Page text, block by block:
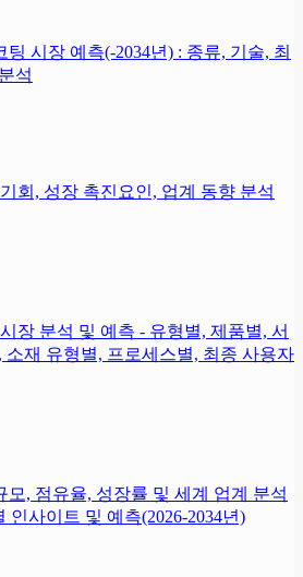
팅 시장 예측(-2034년) : 종류, 기술, 최
석
회, 성장 촉진요인, 업계 동향 분석
장 분석 및 예측 - 유형별, 제품별, 서
소재 유형별, 프로세스별, 최종 사용자
모, 점유율, 성장률 및 세계 업계 분석
인사이트 및 예측(2026-2034년)